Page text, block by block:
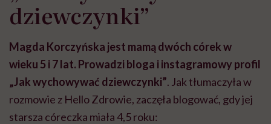
dziewczynki”
Magda Korczyńska jest mamą dwóch córek w
wieku 5 i 7 lat. Prowadzi bloga i instagramowy profil
„Jak wychowywać dziewczynki”. Jak tłumaczyła w
rozmowie z Hello Zdrowie, zaczęła blogować, gdy jej
starsza córeczka miała 4,5 roku: